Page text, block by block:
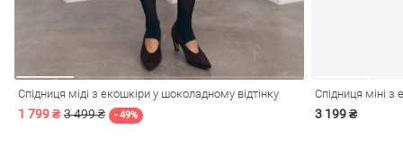
Спідниця міді з екошкіри у шоколадному відтінку
1 799 ₴ 3 499 ₴ - 49%
Спідниця міні з
3 199 ₴